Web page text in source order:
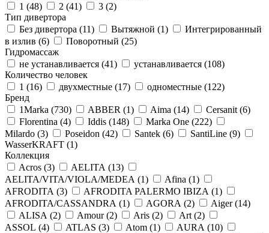
1 (48) 2 (41) 3 (2)
Тип дивертора
Без дивертора (11) Вытяжной (1)
Интегрированный
в излив (6) Поворотный (25)
Гидромассаж
не устанавливается (41) устанавливается (108)
Количество человек
1 (16) двухместные (17) одноместные (122)
Бренд
1Marka (730) ABBER (1) Aima (14) Cersanit (6)
Florentina (4) Iddis (148) Marka One (222)
Milardo (3) Poseidon (42) Santek (6) SantiLine (9)
WasserKRAFT (1)
Коллекция
Acros (3) AELITA (13)
AELITA/VITA/VIOLA/MEDEA (1) Afina (1)
AFRODITA (3) AFRODITA PALERMO IBIZA (1)
AFRODITA/CASSANDRA (1) AGORA (2) Aiger (14)
ALISA (2) Amour (2) Aris (2) Art (2)
ASSOL (4) ATLAS (3) Atom (1) AURA (10)